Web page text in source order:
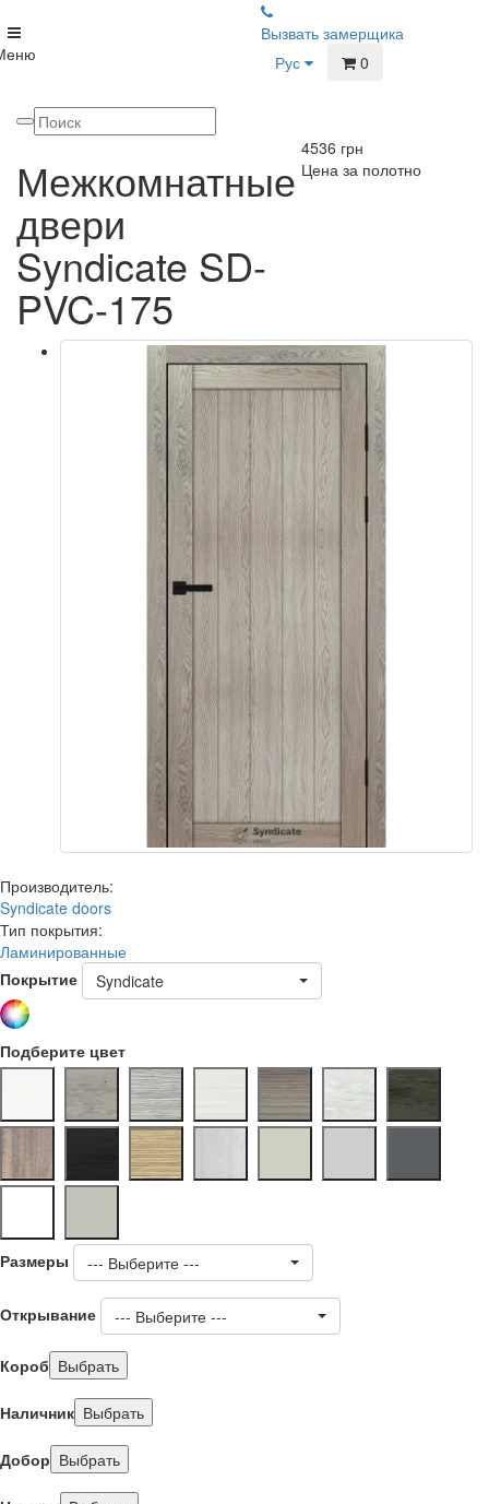
Вызвать замерщика
Рус
0
Межкомнатные
двери
Syndicate SD-
PVC-175
4536 грн
Цена за полотно
Производитель:
Syndicate doors
Тип покрытия:
Ламинированные
Покрытие
Syndicate
Подберите цвет
Размеры --- Выберите ---
Открывание --- Выберите ---
Короб Выбрать
Наличник Выбрать
Добор Выбрать